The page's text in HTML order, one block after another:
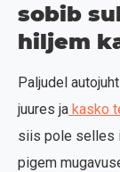
sobib
hiljem
Paljudel
juures ja kasko
siis pole selles
pigem